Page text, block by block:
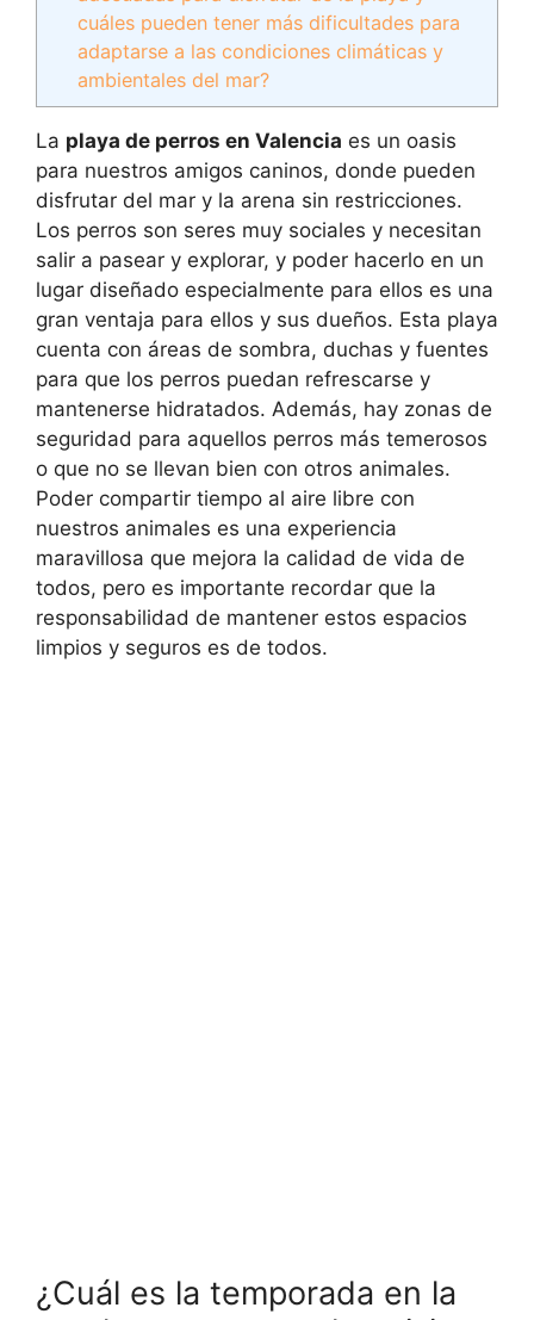
cuáles pueden tener más dificultades para
adaptarse a las condiciones climáticas y
ambientales del mar?
La playa de perros en Valencia es un oasis
para nuestros amigos caninos, donde pueden
disfrutar del mar y la arena sin restricciones.
Los perros son seres muy sociales y necesitan
salir a pasear y explorar, y poder hacerlo en un
lugar diseñado especialmente para ellos es una
gran ventaja para ellos y sus dueños. Esta playa
cuenta con áreas de sombra, duchas y fuentes
para que los perros puedan refrescarse y
mantenerse hidratados. Además, hay zonas de
seguridad para aquellos perros más temerosos
o que no se llevan bien con otros animales.
Poder compartir tiempo al aire libre con
nuestros animales es una experiencia
maravillosa que mejora la calidad de vida de
todos, pero es importante recordar que la
responsabilidad de mantener estos espacios
limpios y seguros es de todos.
¿Cuál es la temporada en la